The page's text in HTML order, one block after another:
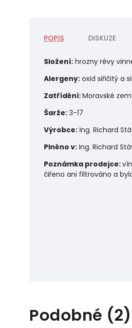
POPIS DISKUZE
Složení: hrozny révy
Alergeny: oxid siřičitý a
Zatřídění:Moravské
Šarže: 3-17
Výrobce: Ing. Richard
Plněno v: Ing. Richard
Poznámka prodejce:
čiřeno ani filtrováno a
Podobné (2)